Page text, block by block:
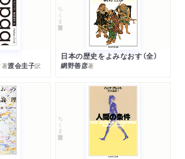
著渡会圭子訳
ちくま学芸文庫
日本の歴史をよみなおす（全）
網野善彦著
ちくま学芸文庫